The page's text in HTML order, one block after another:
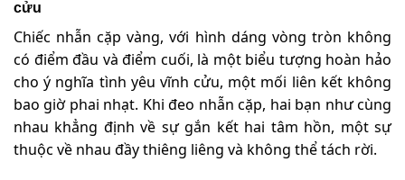
cửu
Chiếc nhẫn cặp vàng, với hình dáng vòng tròn không
có điểm đầu và điểm cuối, là một biểu tượng hoàn hảo
cho ý nghĩa tình yêu vĩnh cửu, một mối liên kết không
bao giờ phai nhạt. Khi đeo nhẫn cặp, hai bạn như cùng
nhau khẳng định về sự gắn kết hai tâm hồn, một sự
thuộc về nhau đầy thiêng liêng và không thể tách rời.